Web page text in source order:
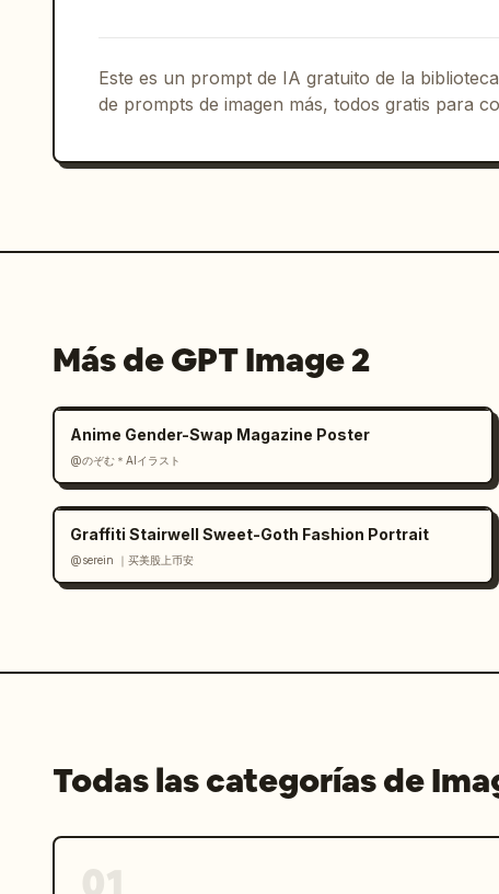
Este es un prompt de IA gratuito de la
de prompts de imagen más, todos gratis para
Más de GPT Image 2
Anime Gender-Swap Magazine Poster
@のぞむ＊AIイラスト
Graffiti Stairwell Sweet-Goth Fashion Portrait
@serein ｜买美股上币安
Todas las categorías de